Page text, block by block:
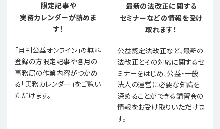
限定記事や
実務カレンダーが読めま
す！
「月刊公益オンライン」の無料
登録の方限定記事や各月の
事務局の作業内容がつかめ
る「実務カレンダー」をご覧い
ただけます。
最新の法改正に関する
セミナーなどの情報を受け
取れます！
公益認定法改正など、最新の
法改正とその対応に関するセ
ミナーをはじめ、公益・一般
法人の運営に必要な知識を
深めることができる講習会の
情報をお受け取りいただけま
す。